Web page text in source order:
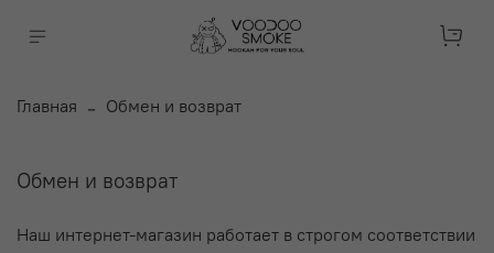
Главная Обмен и возврат
Обмен и возврат
Наш интернет-магазин работает в строгом соответствии